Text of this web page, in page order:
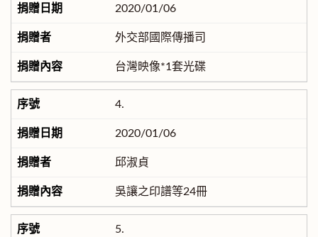
2020/01/06
外交部國際傳播司
台灣映像*1套光碟
4.
2020/01/06
邱淑貞
吳讓之印譜等24冊
5.